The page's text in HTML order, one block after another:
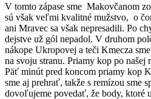
V tomto zápase sme Makovčanom
sú však veľmi kvalitné mužstvo, o
ani Mravec sa však nepresadili. Po
dejstve už gól nepadol. V druhom
nákope Ukropovej a teči Kmecza
na svoju stranu. Priamy kop po
Päť minút pred koncom priamy kop
sme aj prehrať, takže s remízou sme
dovoľujeme povedať, že body, ktoré